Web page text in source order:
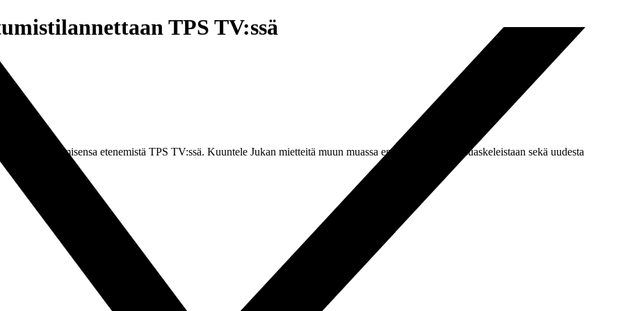
TPS TV:ssä
kuntoutumisensa etenemistä TPS TV:ssä. Kuuntele Jukan mietteitä muun muassa ensimmäisistä juoksuaskeleistaan sekä uudesta